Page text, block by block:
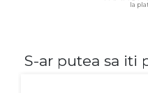
la
S-ar putea sa iti